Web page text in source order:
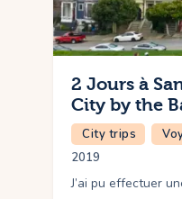
Shop
2 Jours à
City by the
City trips
2019
J’ai pu effectuer